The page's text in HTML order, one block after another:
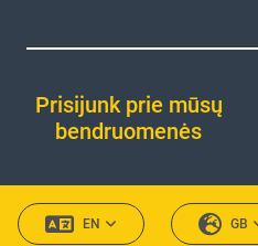
Prisijunk prie mūsų
bendruomenės
EN GB